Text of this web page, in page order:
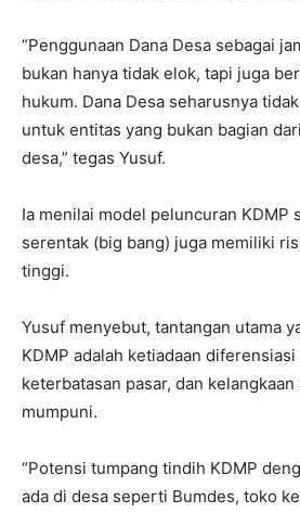
“Penggunaan Dana Desa sebagai
bukan hanya tidak elok, tapi juga
hukum. Dana Desa seharusnya
untuk entitas yang bukan bagian
desa,” tegas Yusuf.
Ia menilai model peluncuran KDMP
serentak (big bang) juga memiliki
tinggi.
Yusuf menyebut, tantangan utama
KDMP adalah ketiadaan
keterbatasan pasar, dan
mumpuni.
“Potensi tumpang tindih KDMP
ada di desa seperti Bumdes, toko